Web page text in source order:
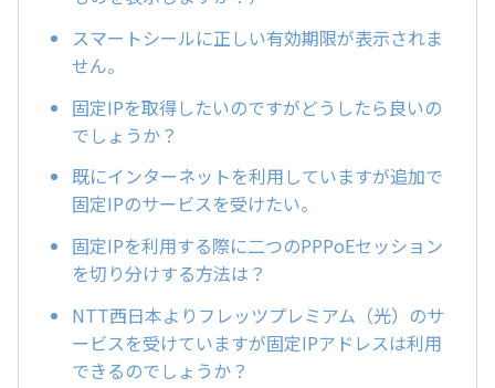
スマートシールに正しい有効期限が表示されま
せん。
固定IPを取得したいのですがどうしたら良いの
でしょうか？
既にインターネットを利用していますが追加で
固定IPのサービスを受けたい。
固定IPを利用する際に二つのPPPoEセッション
を切り分けする方法は？
NTT西日本よりフレッツプレミアム（光）のサ
ービスを受けていますが固定IPアドレスは利用
できるのでしょうか？